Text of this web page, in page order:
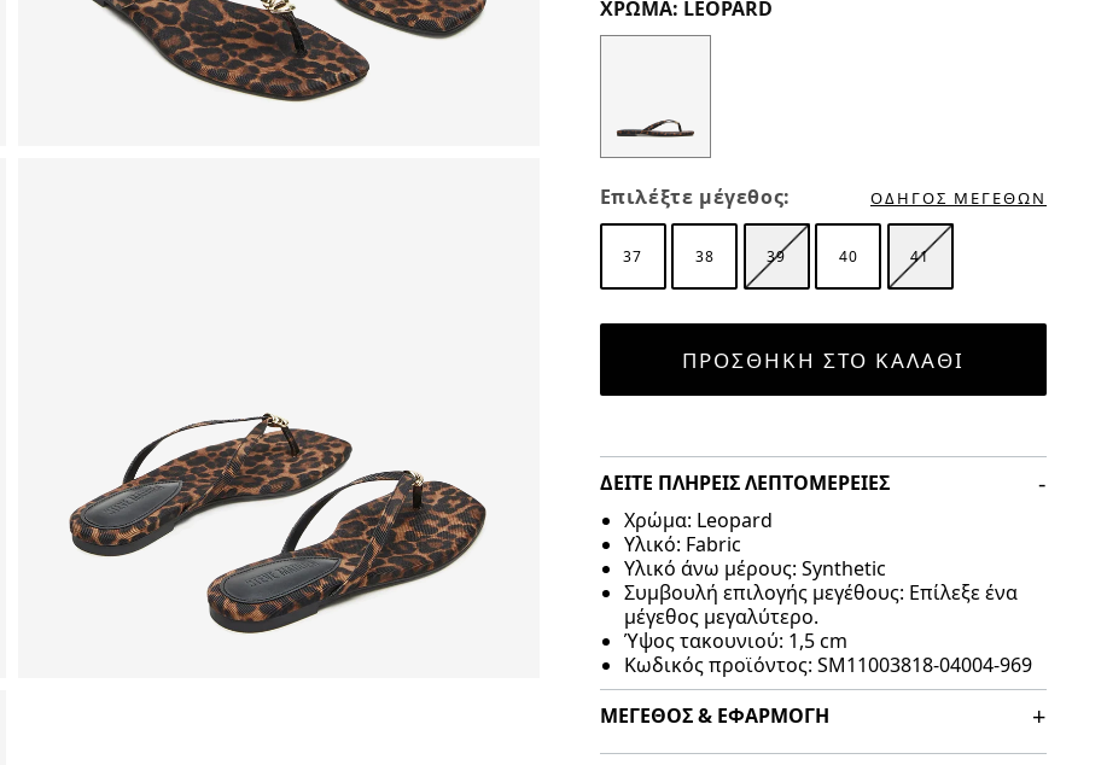
ΧΡΏΜΑ: LEOPARD
Επιλέξτε μέγεθος: ΟΔΗΓΌΣ ΜΕΓΕΘΏΝ
37 38 39 40 41
ΠΡΟΣΘΉΚΗ ΣΤΟ ΚΑΛΆΘΙ
ΔΕΊΤΕ ΠΛΉΡΕΙΣ ΛΕΠΤΟΜΈΡΕΙΕΣ
Χρώμα: Leopard
Υλικό: Fabric
Υλικό άνω μέρους: Synthetic
Συμβουλή επιλογής μεγέθους: Επίλεξε ένα
μέγεθος μεγαλύτερο.
Ύψος τακουνιού: 1,5 cm
Κωδικός προϊόντος: SM11003818-04004-969
ΜΈΓΕΘΟΣ & ΕΦΑΡΜΟΓΉ